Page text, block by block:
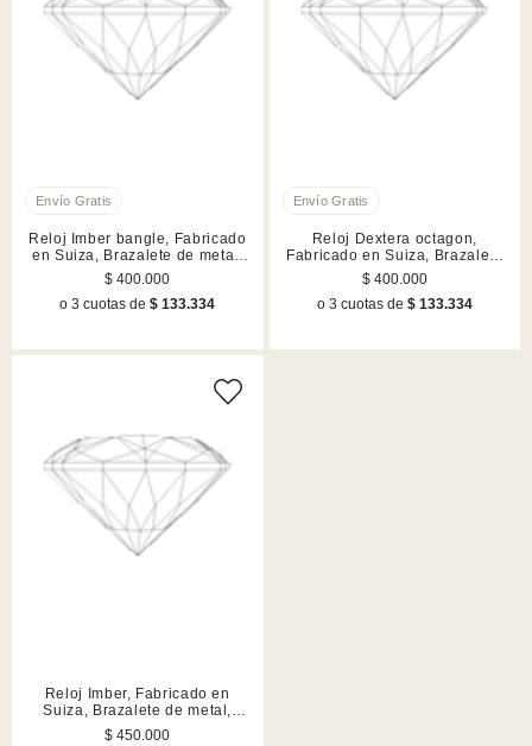
Reloj Imber bangle, Fabricado
en Suiza, Brazalete de metal,
Plateado, Acero inoxidable
$ 400.000
o 3 cuotas de$ 133.334
Reloj Dextera octagon,
Fabricado en Suiza, Brazalete
de metal, Plateado, Acero
inoxidable
$ 400.000
o 3 cuotas de $ 133.334
Reloj Imber, Fabricado en
Suiza, Brazalete de metal,
Plateado, Acero inoxidable
$ 450.000